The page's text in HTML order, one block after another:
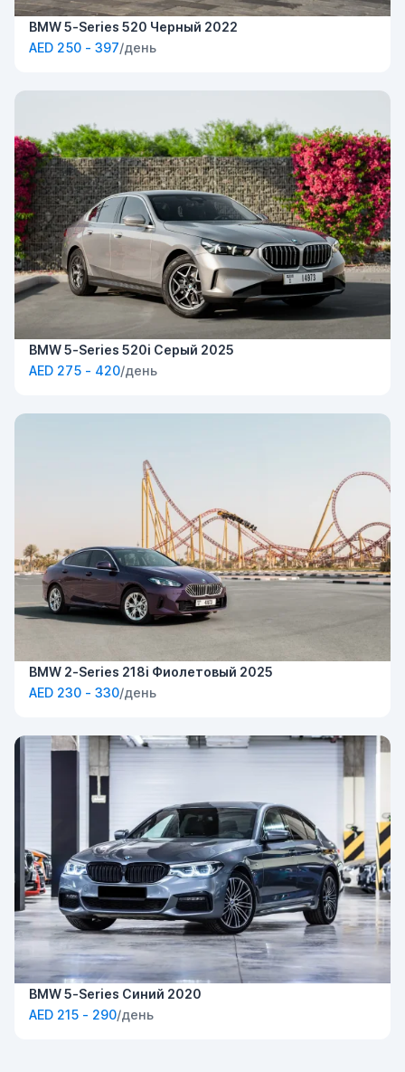
BMW 5-Series 520 Черный 2022
AED 250 - 397/день
BMW 5-Series 520i Серый 2025
AED 275 - 420/день
BMW 2-Series 218i Фиолетовый 2025
AED 230 - 330/день
BMW 5-Series Синий 2020
AED 215 - 290/день